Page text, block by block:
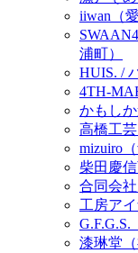
iiwan（
浦町）
HUIS. /
4TH-
かもしか
高橋工芸
mizuiro（
柴田慶信
合同会
工房ア
G.F.G.S.
漆琳堂（